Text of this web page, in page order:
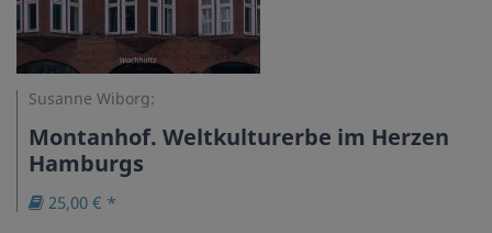
Susanne Wiborg:
Montanhof. Weltkulturerbe im Herzen
Hamburgs
25,00 € *